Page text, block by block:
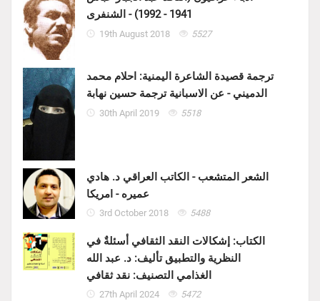
1941 - 1992) - الشنفرى
19th August 2018 5527
ترجمة قصيدة الشاعرة اليمنية: احلام محمد
الدميني - عن الاسبانية ترجمة حسين نهابة
30th April 2019 5518
الشعر المتشعب - الكاتب العراقي د. هادي
عميره - امريكا
3rd October 2018 5488
الكتاب: إشكالات النقد الثقافي أسئلةٌ في
النظرية والتطبيق تأليف: د. عبد الله
الغذامي التصنيف: نقد ثقافي
27th April 2024 5472